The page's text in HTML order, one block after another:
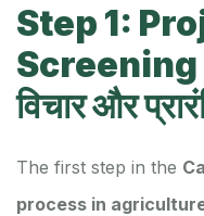
Step 1:
Screening /
विचार और
The first step in the
process in